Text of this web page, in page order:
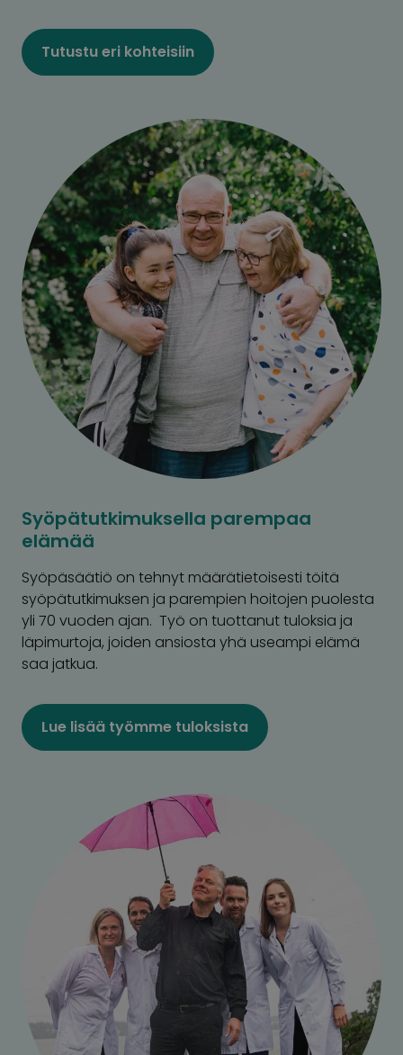
Tutustu eri kohteisiin
Syöpätutkimuksella parempaa
elämää
Syöpäsäätiö on tehnyt määrätietoisesti töitä
syöpätutkimuksen ja parempien hoitojen puolesta
yli 70 vuoden ajan. Työ on tuottanut tuloksia ja
läpimurtoja, joiden ansiosta yhä useampi elämä
saa jatkua.
Lue lisää työmme tuloksista